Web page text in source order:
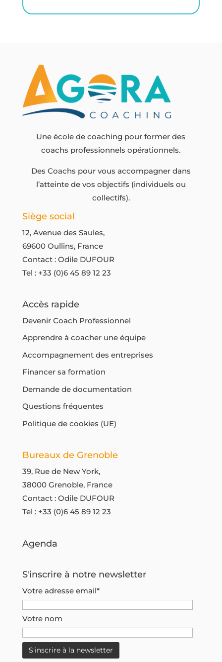
Une école de coaching pour former des
coachs professionnels opérationnels.
Des Coachs pour vous accompagner dans
l’atteinte de vos objectifs (individuels ou
collectifs).
Siège social
12, Avenue des Saules,
69600 Oullins, France
Contact : Odile DUFOUR
Tel : +33 (0)6 45 89 12 23
Accès rapide
Devenir Coach Professionnel
Apprendre à coacher une équipe
Accompagnement des entreprises
Financer sa formation
Demande de documentation
Questions fréquentes
Politique de cookies (UE)
Bureaux de Grenoble
39, Rue de New York,
38000 Grenoble, France
Contact : Odile DUFOUR
Tel : +33 (0)6 45 89 12 23
Agenda
S'inscrire à notre newsletter
Votre adresse email*
Votre nom